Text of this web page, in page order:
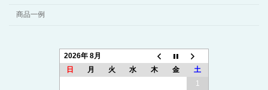
商品一例
2026年 8月
日
月 火 水 木 金
土
1